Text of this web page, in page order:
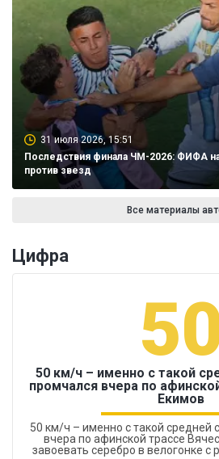
31 июля 2026, 15:51
Последствия финала ЧМ-2026: ФИФА
против звезд
Все материалы
Цифра
50 км/ч – именно с такой
промчался вчера по
Екимов
50 км/ч – именно с такой средней
вчера по афинской трассе
завоевать серебро в велогонке с